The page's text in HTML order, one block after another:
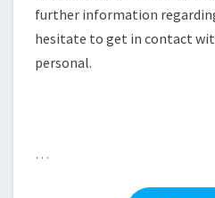
further information
hesitate to get in contact
personal.
…